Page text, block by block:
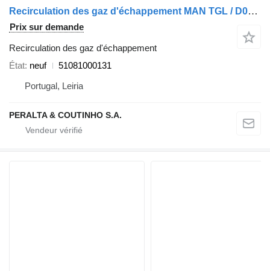
Recirculation des gaz d'échappement MAN TGL / D0836LOH Módulo de EGR 51081000131 pour camion
Prix sur demande
Recirculation des gaz d'échappement
État neuf
51081000131
Portugal, Leiria
PERALTA & COUTINHO S.A.